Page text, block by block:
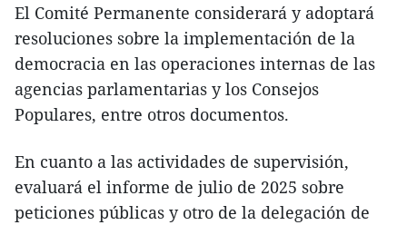
El Comité Permanente considerará y adoptará
resoluciones sobre la implementación de la
democracia en las operaciones internas de las
agencias parlamentarias y los Consejos
Populares, entre otros documentos.
En cuanto a las actividades de supervisión,
evaluará el informe de julio de 2025 sobre
peticiones públicas y otro de la delegación de